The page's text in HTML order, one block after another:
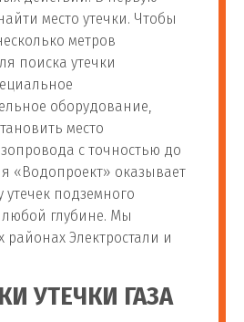
место утечки. Чтобы
метров
поиска утечки
оборудование,
место
с точностью до
«Водопроект» оказывает
утечек подземного
глубине. Мы
районах Электростали и
УТЕЧКИ ГАЗА